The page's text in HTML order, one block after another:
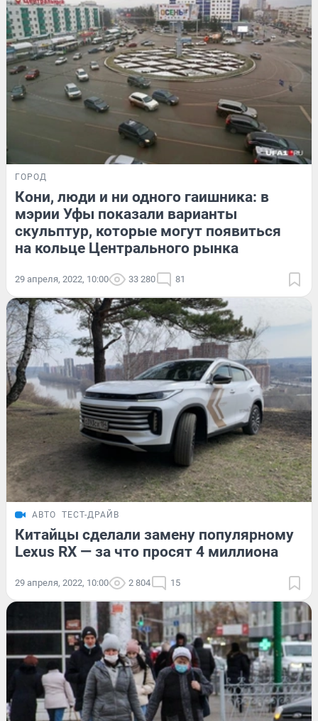
ГОРОД
Кони, люди и ни одного гаишника: в
мэрии Уфы показали варианты
скульптур, которые могут появиться
на кольце Центрального рынка
29 апреля, 2022, 10:00 33 280 81
АВТО ТЕСТ-ДРАЙВ
Китайцы сделали замену популярному
Lexus RX — за что просят 4 миллиона
29 апреля, 2022, 10:00 2 804 15